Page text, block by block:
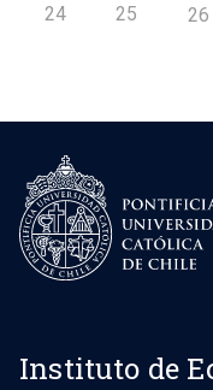
24 25 26
Instituto de